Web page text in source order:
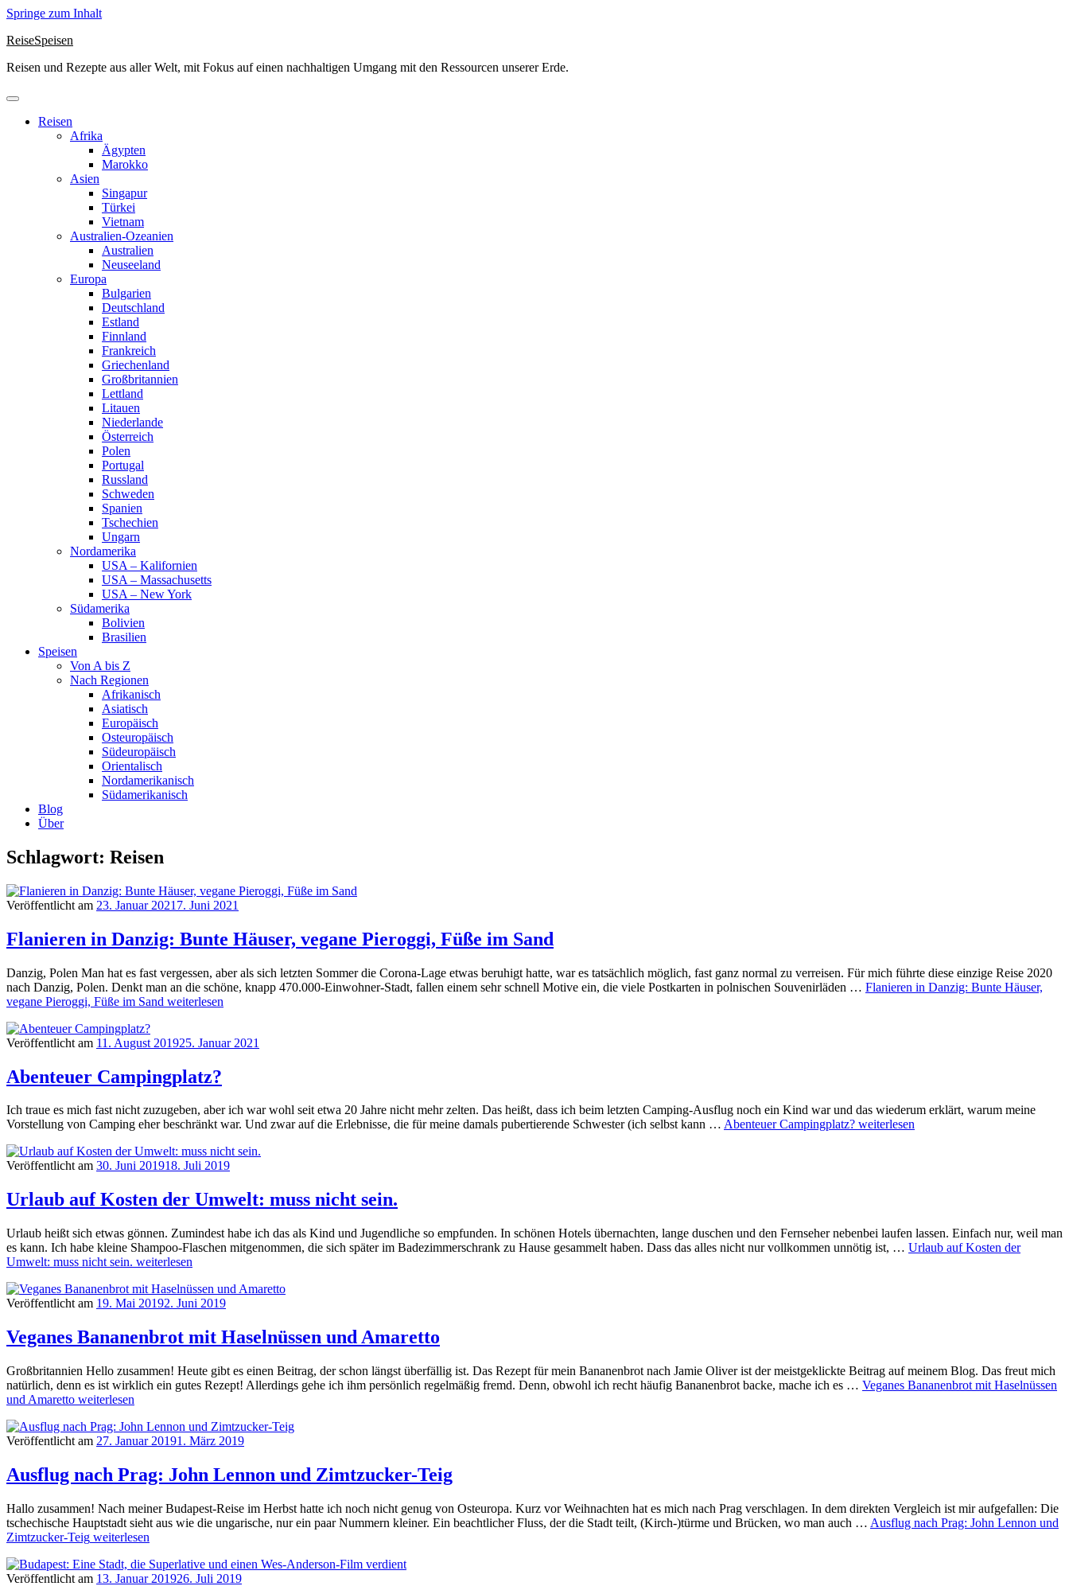
Springe zum Inhalt
ReiseSpeisen
Reisen und Rezepte aus aller Welt, mit Fokus auf einen nachhaltigen Umgang mit den Ressourcen unserer Erde.
Reisen
Afrika
Ägypten
Marokko
Asien
Singapur
Türkei
Vietnam
Australien-Ozeanien
Australien
Neuseeland
Europa
Bulgarien
Deutschland
Estland
Finnland
Frankreich
Griechenland
Großbritannien
Lettland
Litauen
Niederlande
Österreich
Polen
Portugal
Russland
Schweden
Spanien
Tschechien
Ungarn
Nordamerika
USA – Kalifornien
USA – Massachusetts
USA – New York
Südamerika
Bolivien
Brasilien
Speisen
Von A bis Z
Nach Regionen
Afrikanisch
Asiatisch
Europäisch
Osteuropäisch
Südeuropäisch
Orientalisch
Nordamerikanisch
Südamerikanisch
Blog
Über
Schlagwort: Reisen
Veröffentlicht am 23. Januar 2021 7. Juni 2021
Flanieren in Danzig: Bunte Häuser, vegane Pieroggi, Füße im Sand
Danzig, Polen Man hat es fast vergessen, aber als sich letzten Sommer die Corona-Lage etwas beruhigt hatte, war es tatsächlich möglich, fast ganz normal zu verreisen. Für mich führte diese einzige Reise 2020
nach Danzig, Polen. Denkt man an die schöne, knapp 470.000-Einwohner-Stadt, fallen einem sehr schnell Motive ein, die viele Postkarten in polnischen Souvenirläden … Flanieren in Danzig: Bunte Häuser,
vegane Pieroggi, Füße im Sand weiterlesen
Veröffentlicht am 11. August 201925. Januar 2021
Abenteuer Campingplatz?
Ich traue es mich fast nicht zuzugeben, aber ich war wohl seit etwa 20 Jahre nicht mehr zelten. Das heißt, dass ich beim letzten Camping-Ausflug noch ein Kind war und das wiederum erklärt, warum meine
Vorstellung von Camping eher beschränkt war. Und zwar auf die Erlebnisse, die für meine damals pubertierende Schwester (ich selbst kann … Abenteuer Campingplatz? weiterlesen
Veröffentlicht am 30. Juni 201918. Juli 2019
Urlaub auf Kosten der Umwelt: muss nicht sein.
Urlaub heißt sich etwas gönnen. Zumindest habe ich das als Kind und Jugendliche so empfunden. In schönen Hotels übernachten, lange duschen und den Fernseher nebenbei laufen lassen. Einfach nur, weil man
es kann. Ich habe kleine Shampoo-Flaschen mitgenommen, die sich später im Badezimmerschrank zu Hause gesammelt haben. Dass das alles nicht nur vollkommen unnötig ist, … Urlaub auf Kosten der
Umwelt: muss nicht sein. weiterlesen
Veröffentlicht am 19. Mai 20192. Juni 2019
Veganes Bananenbrot mit Haselnüssen und Amaretto
Großbritannien Hello zusammen! Heute gibt es einen Beitrag, der schon längst überfällig ist. Das Rezept für mein Bananenbrot nach Jamie Oliver ist der meistgeklickte Beitrag auf meinem Blog. Das freut mich
natürlich, denn es ist wirklich ein gutes Rezept! Allerdings gehe ich ihm persönlich regelmäßig fremd. Denn, obwohl ich recht häufig Bananenbrot backe, mache ich es … Veganes Bananenbrot mit Haselnüssen
und Amaretto weiterlesen
Veröffentlicht am 27. Januar 20191. März 2019
Ausflug nach Prag: John Lennon und Zimtzucker-Teig
Hallo zusammen! Nach meiner Budapest-Reise im Herbst hatte ich noch nicht genug von Osteuropa. Kurz vor Weihnachten hat es mich nach Prag verschlagen. In dem direkten Vergleich ist mir aufgefallen: Die
tschechische Hauptstadt sieht aus wie die ungarische, nur ein paar Nummern kleiner. Ein beachtlicher Fluss, der die Stadt teilt, (Kirch-)türme und Brücken, wo man auch … Ausflug nach Prag: John Lennon und
Zimtzucker-Teig weiterlesen
Veröffentlicht am 13. Januar 201926. Juli 2019